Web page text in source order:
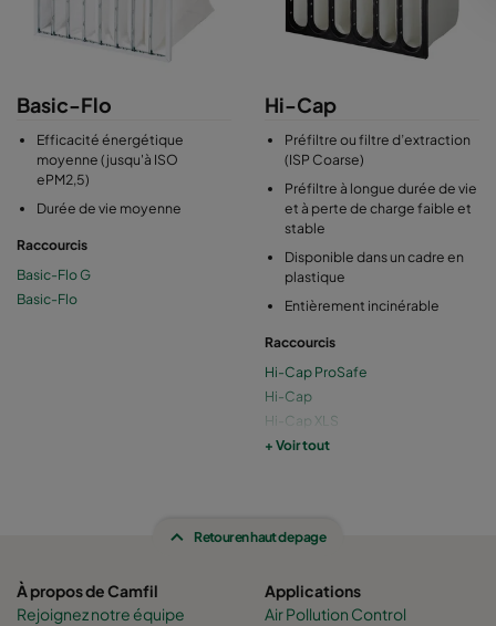
Basic-Flo
Efficacité énergétique
moyenne (jusqu'à ISO
ePM2,5)
Durée de vie moyenne
Raccourcis
Basic-Flo G
Basic-Flo
Hi-Cap
Préfiltre ou filtre d’extraction
(ISP Coarse)
Préfiltre à longue durée de vie
et à perte de charge faible et
stable
Disponible dans un cadre en
plastique
Entièrement incinérable
Raccourcis
Hi-Cap ProSafe
Hi-Cap
Hi-Cap XLS
Hi-Cap GT
+ Voir tout
Retour en haut de page
À propos de Camfil
Rejoignez notre équipe
Applications
Air Pollution Control